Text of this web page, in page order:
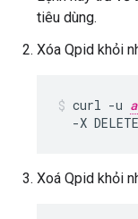
tiêu dùng.
Xóa Qpid khỏi
curl -u
-X
Xoá Qpid khỏi